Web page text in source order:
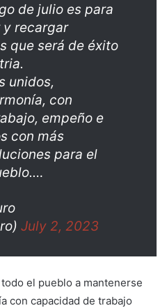
de julio es para
y recargar
que será de éxito
unidos,
con
empeño e
con más
para el
July 2, 2023
el pueblo a mantenerse
con capacidad de trabajo